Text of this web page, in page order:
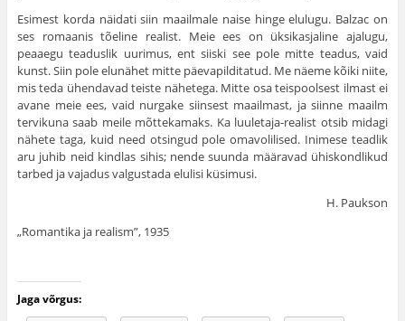
Esimest korda näidati siin maailmale naise hinge elulugu. Balzac on
ses romaanis tõeline realist. Meie ees on üksikasjaline ajalugu,
peaaegu teaduslik uuri­mus, ent siiski see pole mitte teadus, vaid
kunst. Siin pole elunähet mitte päevapilditatud. Me näeme kõiki niite,
mis teda ühendavad teiste nähetega. Mitte osa teispoolsest ilmast ei
avane meie ees, vaid nurgake siinsest maailmast, ja siinne maailm
tervikuna saab meile mõttekamaks. Ka luuletaja-realist otsib midagi
nähete taga, kuid need otsingud pole omavolilised. Inimese teadlik
aru juhib neid kindlas sihis; nende suunda määravad ühiskondlikud
tarbed ja vajadus valgustada elulisi küsimusi.
H. Paukson
„Romantika ja realism”, 1935
Jaga võrgus: